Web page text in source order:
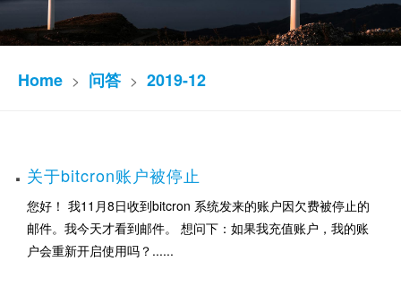
Home > 问答 > 2019-12
关于bitcron账户被停止
您好！ 我11月8日收到bitcron 系统发来的账户因欠费被停止的
邮件。我今天才看到邮件。 想问下：如果我充值账户，我的账
户会重新开启使用吗？......